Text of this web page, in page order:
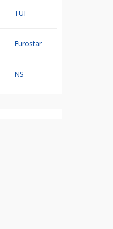
TUI
Eurostar
NS